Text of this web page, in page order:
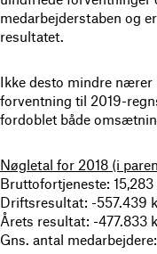
medarbejderstaben og
resultatet.
Ikke desto mindre
forventning til 2019-
fordoblet både
Nøgletal for 2018 (i
Bruttofortjeneste: 15,283
Driftsresultat: -557.439
Årets resultat: -477.833
Gns. antal